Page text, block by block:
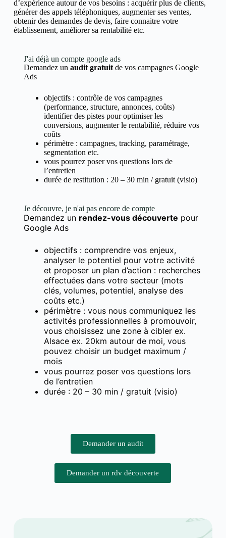
d’expérience autour de vos besoins : acquérir plus de clients,
générer des appels téléphoniques, augmenter ses ventes,
obtenir des demandes de devis, faire connaitre votre
établissement, améliorer sa rentabilité etc.
J'ai déjà un compte google ads
Demandez un audit gratuitde vos campagnes Google
Ads
objectifs : contrôle de vos campagnes
(performance, structure, annonces, coûts)
identifier des pistes pour optimiser les
conversions, augmenter le rentabilité, réduire vos
coûts
périmètre : campagnes, tracking, paramétrage,
segmentation etc.
vous pourrez poser vos questions lors de
l’entretien
durée de restitution : 20 – 30 min / gratuit (visio)
Je découvre, je n'ai pas encore de compte
Demandez un rendez-vous découverte pour
Google Ads
objectifs : comprendre vos enjeux,
analyser le potentiel pour votre activité
et proposer un plan d’action : recherches
effectuées dans votre secteur (mots
clés, volumes, potentiel, analyse des
coûts etc.)
périmètre : vous nous communiquez les
activités professionnelles à promouvoir,
vous choisissez une zone à cibler ex.
Alsace ex. 20km autour de moi, vous
pouvez choisir un budget maximum /
mois
vous pourrez poser vos questions lors
de l’entretien
durée : 20 – 30 min / gratuit (visio)
Demander un audit
Demander un rdv découverte